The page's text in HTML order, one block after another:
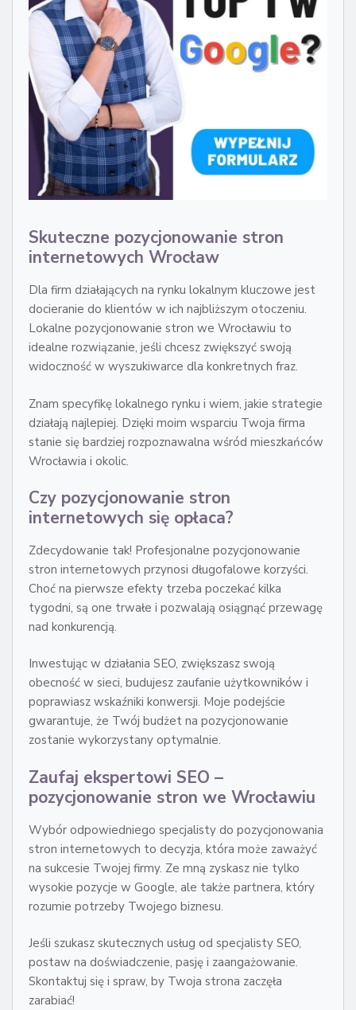
Skuteczne pozycjonowanie stron
internetowych Wrocław
Dla firm działających na rynku lokalnym kluczowe jest
docieranie do klientów w ich najbliższym otoczeniu.
Lokalne pozycjonowanie stron we Wrocławiu to
idealne rozwiązanie, jeśli chcesz zwiększyć swoją
widoczność w wyszukiwarce dla konkretnych fraz.
Znam specyfikę lokalnego rynku i wiem, jakie strategie
działają najlepiej. Dzięki moim wsparciu Twoja firma
stanie się bardziej rozpoznawalna wśród mieszkańców
Wrocławia i okolic.
Czy pozycjonowanie stron
internetowych się opłaca?
Zdecydowanie tak! Profesjonalne pozycjonowanie
stron internetowych przynosi długofalowe korzyści.
Choć na pierwsze efekty trzeba poczekać kilka
tygodni, są one trwałe i pozwalają osiągnąć przewagę
nad konkurencją.
Inwestując w działania SEO, zwiększasz swoją
obecność w sieci, budujesz zaufanie użytkowników i
poprawiasz wskaźniki konwersji. Moje podejście
gwarantuje, że Twój budżet na pozycjonowanie
zostanie wykorzystany optymalnie.
Zaufaj ekspertowi SEO –
pozycjonowanie stron we Wrocławiu
Wybór odpowiedniego specjalisty do pozycjonowania
stron internetowych to decyzja, która może zaważyć
na sukcesie Twojej firmy. Ze mną zyskasz nie tylko
wysokie pozycje w Google, ale także partnera, który
rozumie potrzeby Twojego biznesu.
Jeśli szukasz skutecznych usług od specjalisty SEO,
postaw na doświadczenie, pasję i zaangażowanie.
Skontaktuj się i spraw, by Twoja strona zaczęła
zarabiać!